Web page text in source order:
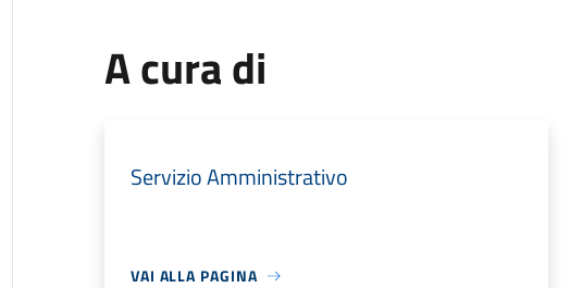
A cura di
Servizio Amministrativo
VAI ALLA PAGINA